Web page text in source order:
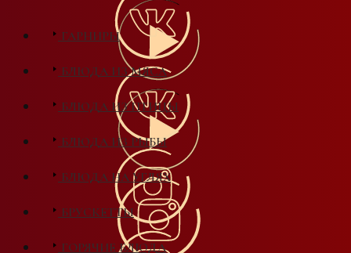
ГАРНИРЫ
БЛЮДА ИЗ МЯСА
БЛЮДА ИЗ ПТИЦЫ
БЛЮДА ИЗ РЫБЫ
БЛЮДА НА УГЛЯХ
БРУСКЕТТЫ
ГОРЯЧИЕ БЛЮДА